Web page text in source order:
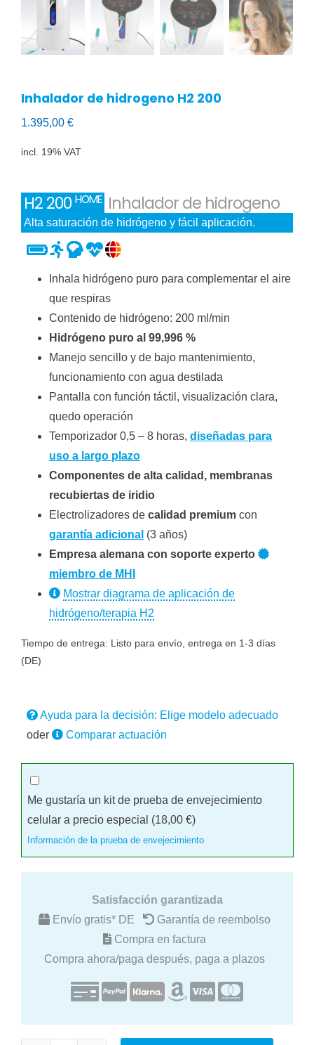
Inhalador de hidrogeno H2 200
1.395,00 €
incl. 19% VAT
H2 200 HOME Inhalador de hidrogeno
Alta saturación de hidrógeno y fácil aplicación.
Inhala hidrógeno puro para complementar el aire
que respiras
Contenido de hidrógeno: 200 ml/min
Hidrógeno puro al 99,996 %
Manejo sencillo y de bajo mantenimiento,
funcionamiento con agua destilada
Pantalla con función táctil, visualización clara,
quedo operación
Temporizador 0,5 – 8 horas, diseñadas para
uso a largo plazo
Componentes de alta calidad, membranas
recubiertas de iridio
Electrolizadores de calidad premium con
garantía adicional (3 años)
Empresa alemana con soporte experto
miembro de MHI
Mostrar diagrama de aplicación de
hidrógeno/terapia H2
Tiempo de entrega: Listo para envío, entrega en 1-3 días
(DE)
Ayuda para la decisión: Elige modelo adecuado
oder
Comparar actuación
Me gustaría un kit de prueba de envejecimiento
celular a precio especial (18,00 €)
Información de la prueba de envejecimiento
Satisfacción garantizada
Envío gratis* DE
Garantía de reembolso
Compra en factura
Compra ahora/paga después, paga a plazos